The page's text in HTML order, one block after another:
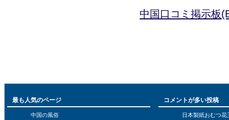
中国口コミ掲示板
最も人気のページ
中国の風俗
コメントが多い投稿
日本製紙おむつ